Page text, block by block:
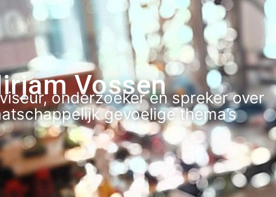
Vossen
onderzoeker en spreker over
gevoelige thema’s